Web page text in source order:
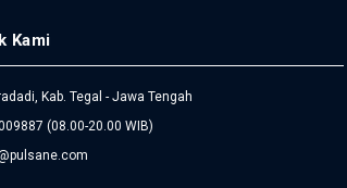
Kami
Kab. Tegal - Jawa Tengah
(08.00-20.00 WIB)